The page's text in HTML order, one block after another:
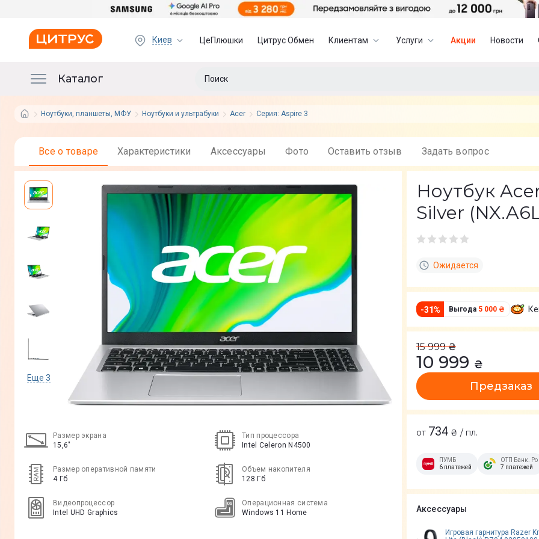
Киев ЦеПлюшки Цитрус Обмен Клиентам Услуги Акции Новости
Каталог
Ноутбуки, планшеты, МФУ Ноутбуки и ультрабуки Acer Серия: Aspire 3
Все о товаре Характеристики Аксессуары Фото Оставить отзыв Задать вопрос
Еще 3
Размер экрана
15,6"
Тип процессора
Intel Celeron N4500
Размер оперативной памяти
4 Гб
Объем накопителя
128 Гб
Видеопроцессор
Intel UHD Graphics
Операционная система
Windows 11 Home
Ноутбук
Silver
Ожидается
-31% Выгода 5 000 ₴
15 999 ₴
10 999 ₴
Предзаказ
от 734 ₴ / пл.
ПУМБ
6 платежей
ОТП Банк.
7 платежей
Аксессуары
Игровая гарнитура Razer